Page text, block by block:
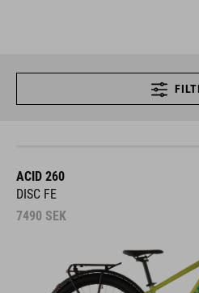
ACID 260
DISC FE
7490 SEK